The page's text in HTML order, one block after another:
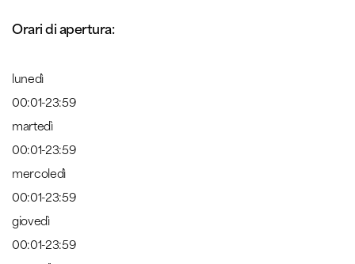
Orari di apertura:
lunedì
00:01-23:59
martedì
00:01-23:59
mercoledì
00:01-23:59
giovedì
00:01-23:59